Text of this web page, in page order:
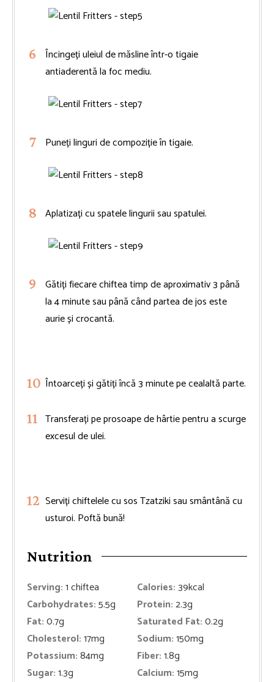
Încingeți uleiul de măsline într-o tigaie
antiaderentă la foc mediu.
Puneți linguri de compoziție în tigaie.
Aplatizați cu spatele lingurii sau spatulei.
Gătiți fiecare chiftea timp de aproximativ 3 până
la 4 minute sau până când partea de jos este
aurie și crocantă.
Întoarceți și gătiți încă 3 minute pe cealaltă parte.
Transferați pe prosoape de hârtie pentru a scurge
excesul de ulei.
Serviți chiftelele cu sos Tzatziki sau smântână cu
usturoi. Poftă bună!
Nutrition
Serving:1chiftea Calories:39kcal
Carbohydrates:5.5g Protein:2.3g
Fat:0.7g Saturated Fat:0.2g
Cholesterol:17mg Sodium:150mg
Potassium:84mg Fiber:1.8g
Sugar:1.3g Calcium:15mg